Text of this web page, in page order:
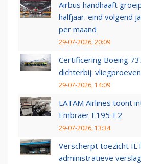
Airbus handhaaft
halfjaar: eind volgend
per maand
29-07-2026, 20:09
Certificering Boeing
dichterbij:
29-07-2026, 14:09
LATAM Airlines toont
Embraer E195-E2
29-07-2026, 13:34
Verscherpt toezicht
administratieve